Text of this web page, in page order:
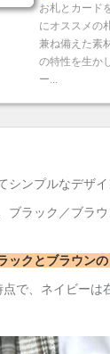
お札とカード
にオススメの
兼ね備えた素
の特性を生か
ー...
シンプルなデザイ
ブラック／ブラ
ックとブラウンの
で、ネイビーは